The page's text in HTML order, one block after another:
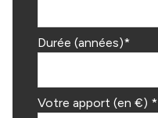
Durée (années)*
Votre apport (en €) *